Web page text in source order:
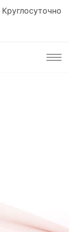
Круглосуточно